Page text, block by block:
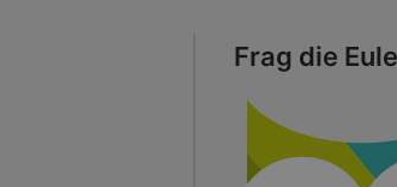
Frag die